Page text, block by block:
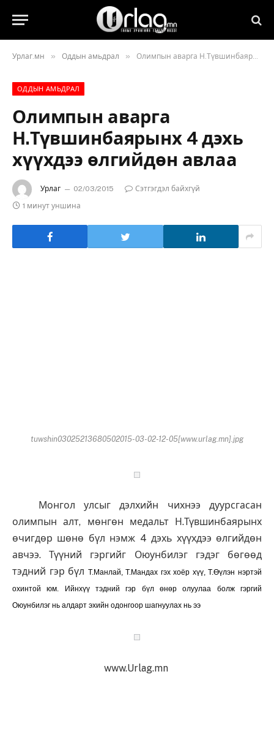
Урлаг.мн » Оддын амьдрал » Олимпын аварга Н.Түвшинбаярынх 4 дэхь хүүхдээ өлгийдөн авлаа
ОДДЫН АМЬДРАЛ
Олимпын аварга
Н.Түвшинбаярынх 4 дэхь
хүүхдээ өлгийдөн авлаа
Урлаг 02/03/2015
Сэтгэгдэл байхгүй
1 минут уншина
tuwshin03025213680502015-03-02-12-05[www.urlag.mn].jpg
Монгол улсыг дэлхийн чихнээ дуурсгасан
олимпын алт, мөнгөн медальт Н.Түвшинбаярынх
өчигдөр шөнө бүл нэмж 4 дэхь хүүхдээ өлгийдөн
авчээ. Түүний гэргийг Оюунбилэг гэдэг бөгөөд
тэдний гэр бүл Т.Манлай, Т.Мандах гэх хоёр хүү, Т.Өүлэн нэртэй
охинтой юм. Ийнхүү тэдний гэр бүл өнөр олуулаа болж гэргий
Оюунбилэг нь алдарт эхийн одонгоор шагнуулах нь ээ
www.Urlag.mn